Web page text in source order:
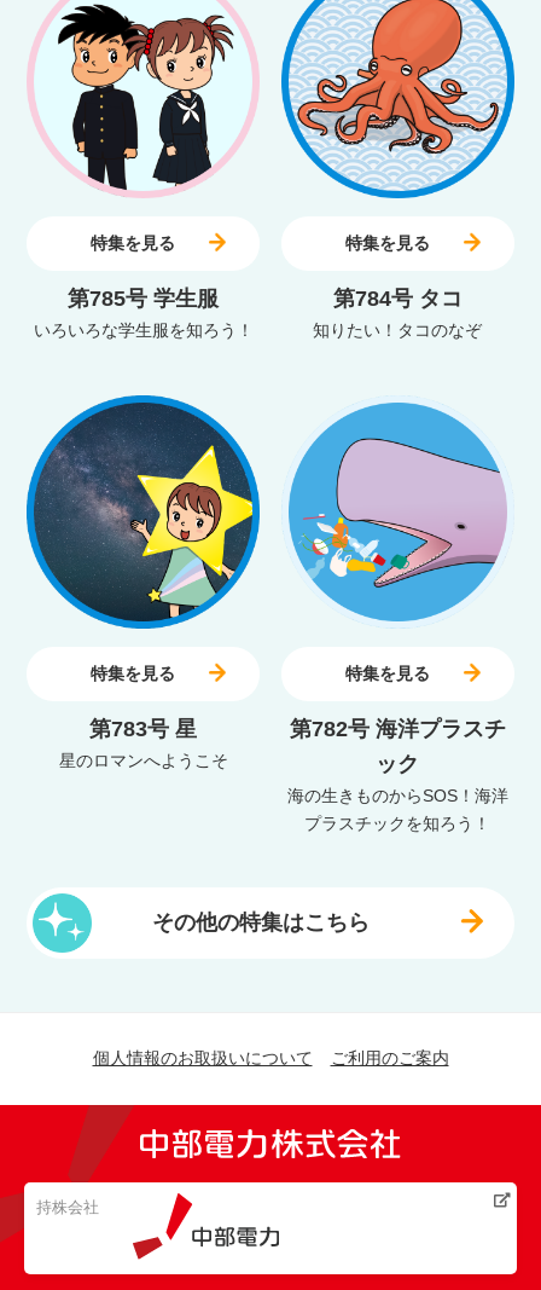
特集を見る
第785号 学生服
いろいろな学生服を知ろう！
特集を見る
第784号 タコ
知りたい！タコのなぞ
特集を見る
第783号 星
星のロマンへようこそ
特集を見る
第782号 海洋プラスチ
ック
海の生きものからSOS！海洋
プラスチックを知ろう！
その他の特集はこちら
個人情報のお取扱いについて ご利用のご案内
持株会社